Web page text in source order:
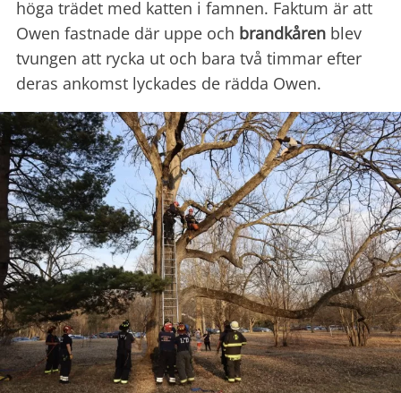
höga trädet med katten i famnen. Faktum är att
Owen fastnade där uppe och brandkåren blev
tvungen att rycka ut och bara två timmar efter
deras ankomst lyckades de rädda Owen.